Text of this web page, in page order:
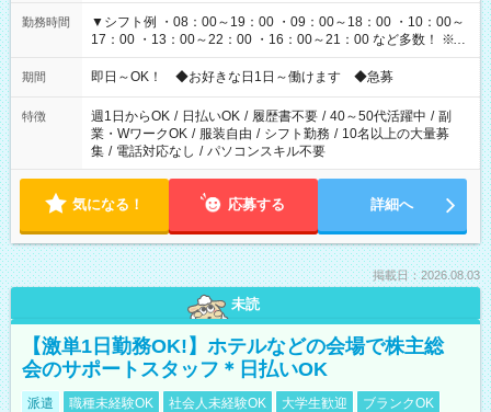
勤務時間
▼シフト例 ・08：00～19：00 ・09：00～18：00 ・10：00～
17：00 ・13：00～22：00 ・16：00～21：00 など多数！ ※お
仕事により勤務時間が異なります
期間 即日～OK！ ◆お好きな日1日～働けます ◆急募
特徴 週1日からOK / 日払いOK / 履歴書不要 / 40～50代活躍中 / 副
業・WワークOK / 服装自由 / シフト勤務 / 10名以上の大量募
集 / 電話対応なし / パソコンスキル不要
気になる！ 応募する 詳細へ
掲載日：2026.08.03
未読
【激単1日勤務OK!】ホテルなどの会場で株主総
会のサポートスタッフ＊日払いOK
派遣 職種未経験OK 社会人未経験OK 大学生歓迎
ブランクOK